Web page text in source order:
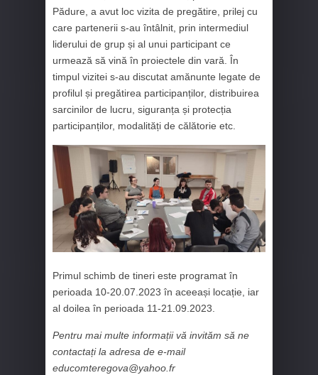
Pădure, a avut loc vizita de pregătire, prilej cu
care partenerii s-au întâlnit, prin intermediul
liderului de grup și al unui participant ce
urmează să vină în proiectele din vară. În
timpul vizitei s-au discutat amănunte legate de
profilul și pregătirea participanților, distribuirea
sarcinilor de lucru, siguranța și protecția
participanților, modalități de călătorie etc.
Primul schimb de tineri este programat în
perioada 10-20.07.2023 în aceeași locație, iar
al doilea în perioada 11-21.09.2023.
Pentru mai multe informații vă invităm să ne
contactați la adresa de e-mail
educomteregova@yahoo.fr